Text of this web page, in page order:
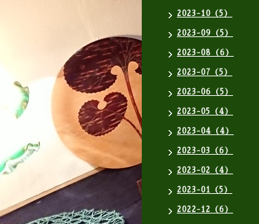
2023-10（5）
2023-09（5）
2023-08（6）
2023-07（5）
2023-06（5）
2023-05（4）
2023-04（4）
2023-03（6）
2023-02（4）
2023-01（5）
2022-12（6）